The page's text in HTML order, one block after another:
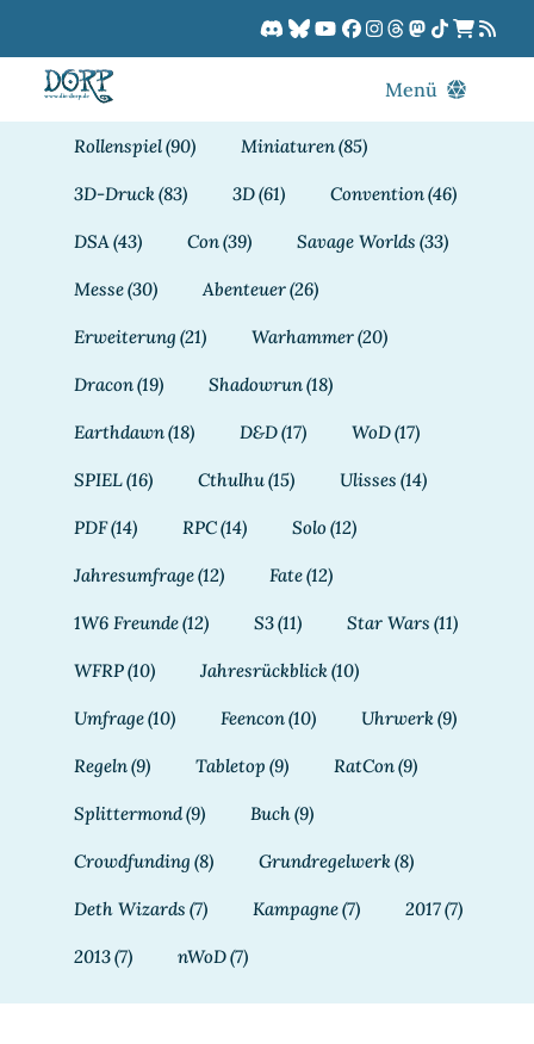
springen
Menü
Rollenspiel(90) Miniaturen(85)
3D-Druck(83) 3D(61) Convention(46)
DSA (43) Con(39) Savage Worlds (33)
Messe(30) Abenteuer(26)
Erweiterung (21) Warhammer(20)
Dracon(19) Shadowrun(18)
Earthdawn(18) D&D(17) WoD(17)
SPIEL(16) Cthulhu(15) Ulisses (14)
PDF(14) RPC(14) Solo(12)
Jahresumfrage(12) Fate(12)
1W6 Freunde(12) S3(11) Star Wars (11)
WFRP(10) Jahresrückblick(10)
Umfrage(10) Feencon(10) Uhrwerk(9)
Regeln(9) Tabletop (9) RatCon(9)
Splittermond(9) Buch(9)
Crowdfunding (8) Grundregelwerk(8)
Deth Wizards (7) Kampagne(7) 2017(7)
2013(7) nWoD(7)